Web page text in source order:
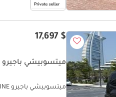
$ 17,697
ميتسوبيشي باجيرو GLS MIDLINE
ميتسوبيشي باجيرو GLS MIDLINE